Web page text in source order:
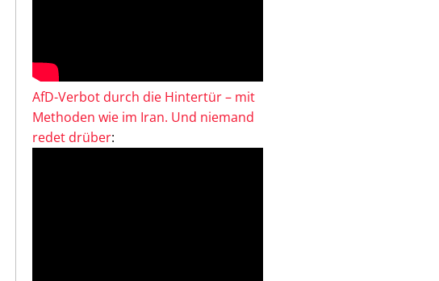
AfD-Verbot durch die Hintertür – mit
Methoden wie im Iran. Und niemand
redet drüber: